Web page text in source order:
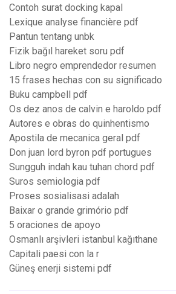
Contoh surat docking kapal
Lexique analyse financière pdf
Pantun tentang unbk
Fizik bağıl hareket soru pdf
Libro negro emprendedor resumen
15 frases hechas con su significado
Buku campbell pdf
Os dez anos de calvin e haroldo pdf
Autores e obras do quinhentismo
Apostila de mecanica geral pdf
Don juan lord byron pdf portugues
Sungguh indah kau tuhan chord pdf
Suros semiologia pdf
Proses sosialisasi adalah
Baixar o grande grimório pdf
5 oraciones de apoyo
Osmanlı arşivleri istanbul kağıthane
Capitali paesi con la r
Güneş enerji sistemi pdf